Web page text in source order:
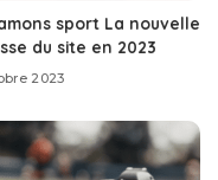
sport La nouvelle
du site en 2023
2023